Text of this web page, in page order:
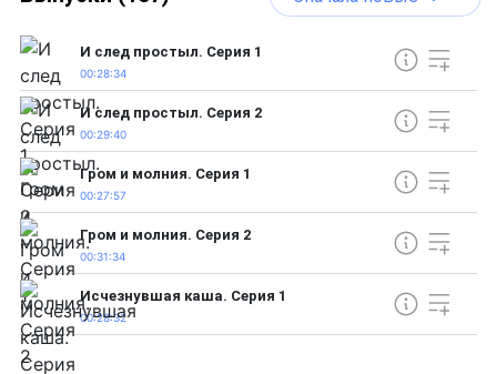
И след простыл. Серия 1
00:28:34
И след простыл. Серия 2
00:29:40
Гром и молния. Серия 1
00:27:57
Гром и молния. Серия 2
00:31:34
Исчезнувшая каша. Серия 1
00:28:32